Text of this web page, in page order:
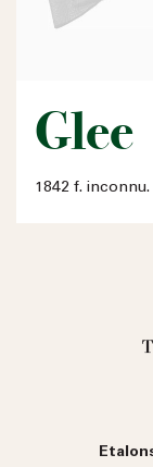
Glee
1842 f. inconnu.